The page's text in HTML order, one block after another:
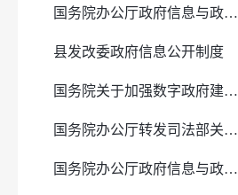
重大建设项目
执行法规条例
涉企收费
行政执法
法治政府报告
国务院办公厅政府信息与政务公开办公室关于政府信息公开期限有关问题的解释
县发改委政府信息公开制度
国务院关于加强数字政府建设的指导意见
国务院办公厅转发司法部关于审理政府信息公开行政复议案件 若干问题指导意见的通知
国务院办公厅政府信息与政务公开办公室关于印发《中华人民共和国政府信息公开工作年度报告格式》的通知